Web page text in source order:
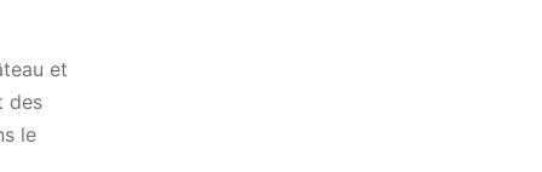
et
des
le